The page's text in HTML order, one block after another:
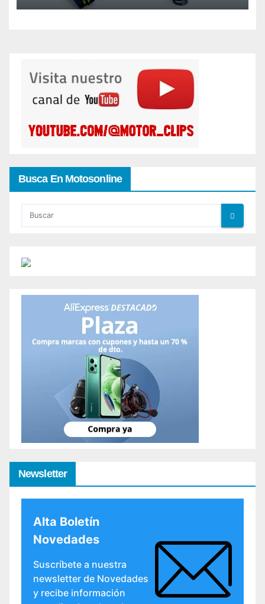
Busca En Motosonline
Newsletter
Alta Boletín
Novedades
Suscríbete a nuestra
newsletter de Novedades
y recibe información